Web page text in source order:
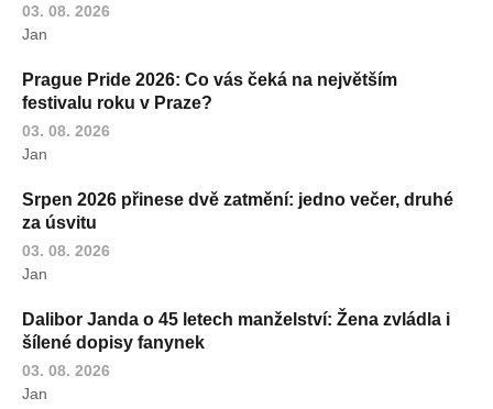
03. 08. 2026
Jan
Prague Pride 2026: Co vás čeká na největším
festivalu roku v Praze?
03. 08. 2026
Jan
Srpen 2026 přinese dvě zatmění: jedno večer, druhé
za úsvitu
03. 08. 2026
Jan
Dalibor Janda o 45 letech manželství: Žena zvládla i
šílené dopisy fanynek
03. 08. 2026
Jan